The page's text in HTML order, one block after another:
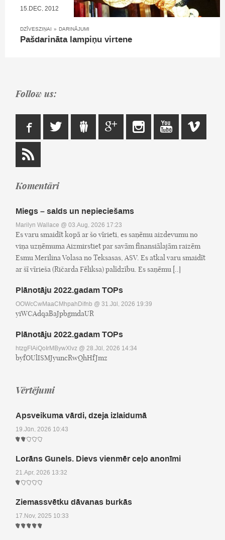
15.DEC, 2012
DZĪVESZIŅAI » DARINĀJUMI
Pašdarināta lampiņu virtene
Follow us:
Komentāri
Miegs – salds un nepieciešams
Marilyn Wallace @ 03.Aug, 2026 17:23
Es varu smaidīt kopā ar šo vīrieti, es saņēmu aizdevumu no
viņa uzņēmuma Aizmirstiet par savām finansiālajām raizēm
Esmu Merilina Volasa no Teksasas, ASV. Es atkal varu smaidīt
ar šī vīrieša (Ričarda Fēliksa) palīdzību. Es saņēmu [..]
Plānotāju 2022.gadam TOPs
OOWcCwMaaCMhpahDifnb @ 31.Jūl, 2026 19:39
yiWCAdqaBaJpbgmdaUR
Plānotāju 2022.gadam TOPs
htzgFIAiQoIrMBywXlvz @ 28.Jūl, 2026 14:34
byfOUlISMJyuncRwQhHfJmz
Vērtējumi
Apsveikuma vārdi, dzeja izlaidumā
19.Jūn, 2026 10:43
Lorāns Gunels. Dievs vienmēr ceļo anonīmi
21.Apr, 2026 13:32
Ziemassvētku dāvanas burkās
17.Nov, 2025 10:33